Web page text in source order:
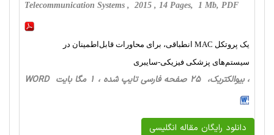
Telecommunication Systems , 2015 , 14 Pages, 1 Mb, PDF
یک پروتکل MAC انطباقی، برای محاورات قابل‌اطمینان در
سیستم‌های پزشکی فیزیکی-سایبری
، بیوالکتریک، 25 صفحه فارسی تایپ شده ، 1 مگا بایت WORD
دانلود رایگان مقاله انگلیسی